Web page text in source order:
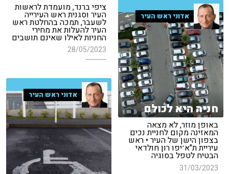
ציפי ברנד, מועמדת לראשות
העיר וסגנית ראש העירייה
לשעבר, תמכה בהחלטת ראש
העיר להעלות את מחירי
החניות לאילו שאינם תושבים
28/05/2023
אדוני ראש העיר
חניה היא לכולם
באופן מוזר, לא מצאה
המאזינה מקום לחניית נכים
בצפון הישן של העיר • ראש
עיריית ת"א־יפו רון חולדאי
הבטיח לטפל בסוגיה
31/03/2023
אדוני ראש העיר